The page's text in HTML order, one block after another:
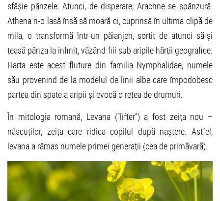
sfâșie pânzele. Atunci, de disperare, Arachne se spânzură.
Athena n-o lasă însă să moară ci, cuprinsă în ultima clipă de
mila, o transformă într-un păianjen, sortit de atunci să-și
țeasă pânza la infinit, văzând fiii sub aripile hărții geografice.
Harta este acest fluture din familia Nymphalidae, numele
său provenind de la modelul de linii albe care împodobesc
partea din spate a aripii și evocă o rețea de drumuri.
În mitologia romană, Levana (“lifter”) a fost zeița nou –
născuților, zeița care ridica copilul după naștere. Astfel,
levana a rămas numele primei generații (cea de primăvară).